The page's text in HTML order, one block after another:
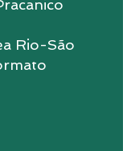
Rio-São